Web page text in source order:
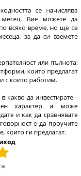
се начислява
Вие можете да
всяко време, но ще се
за да си вземете
или пълнота:
които предлагат
с които работим.
какво да инвестирате -
характер и може
и как да сравнявате
е да проучите
които ги предлагат.